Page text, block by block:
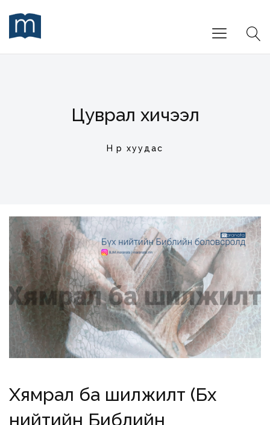
Цуврал хичээл
Нүүр хуудас
Хямрал ба шилжилт (Бүх
нийтийн Библийн